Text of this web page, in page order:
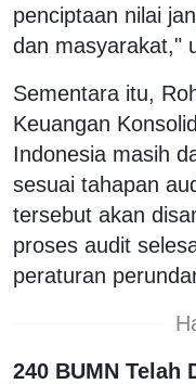
penciptaan nilai
dan masyarakat,"
Sementara itu,
Keuangan
Indonesia masih
sesuai tahapan
tersebut akan
proses audit
peraturan
240 BUMN Telah